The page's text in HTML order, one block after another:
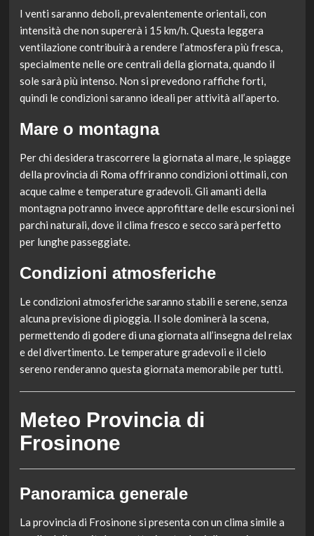
I venti saranno deboli, prevalentemente orientali, con
intensità che non supererà i 15 km/h. Questa leggera
ventilazione contribuirà a rendere l’atmosfera più fresca,
specialmente nelle ore centrali della giornata, quando il
sole sarà più intenso. Non si prevedono raffiche forti,
quindi le condizioni saranno ideali per attività all’aperto.
Mare o montagna
Per chi desidera trascorrere la giornata al mare, le spiagge
della provincia di Roma offriranno condizioni ottimali, con
acque calme e temperature gradevoli. Gli amanti della
montagna potranno invece approfittare delle escursioni nei
parchi naturali, dove il clima fresco e secco sarà perfetto
per lunghe passeggiate.
Condizioni atmosferiche
Le condizioni atmosferiche saranno stabili e serene, senza
alcuna previsione di pioggia. Il sole dominerà la scena,
permettendo di godere di una giornata all’insegna del relax
e del divertimento. Le temperature gradevoli e il cielo
sereno renderanno questa giornata memorabile per tutti.
Meteo Provincia di
Frosinone
Panoramica generale
La provincia di Frosinone si presenta con un clima simile a